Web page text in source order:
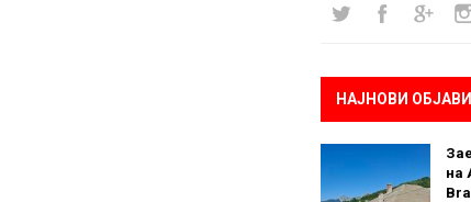
НАЈНОВИ ОБЈАВИ
на